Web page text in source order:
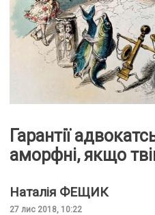
Гарантії
аморфні, якщо
Наталія ФЕЩИК
27 лис 2018, 10:22